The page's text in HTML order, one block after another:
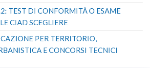
TEST DI CONFORMITÀ O ESAME
CIAD SCEGLIERE
PER TERRITORIO,
E CONCORSI TECNICI